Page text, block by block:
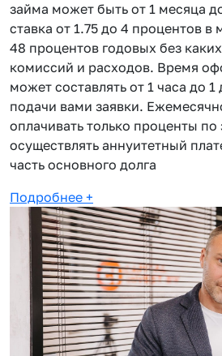
займа может быть от 1 месяца
ставка от 1.75 до 4 процентов в
48 процентов годовых без
комиссий и расходов. Время
может составлять от 1 часа до
подачи вами заявки.
оплачивать только проценты по
осуществлять аннуитетный
часть основного долга
Подробнее +